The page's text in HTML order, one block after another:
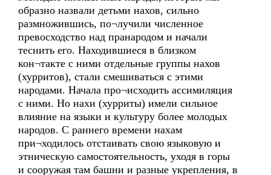
образно назвали детьми нахов, сильно
размножившись, по¬лучили численное
превосходство над пранародом и начали
теснить его. Находившиеся в близком
кон¬такте с ними отдельные группы нахов
(хурритов), стали смешиваться с этими
народами. Начала про¬исходить ассимиляция
с ними. Но нахи (хурриты) имели сильное
влияние на языки и культуру более молодых
народов. С раннего времени нахам
при¬ходилось отстаивать свою языковую и
этническую самостоятельность, уходя в горы
и сооружая там башни и разные укрепления, в